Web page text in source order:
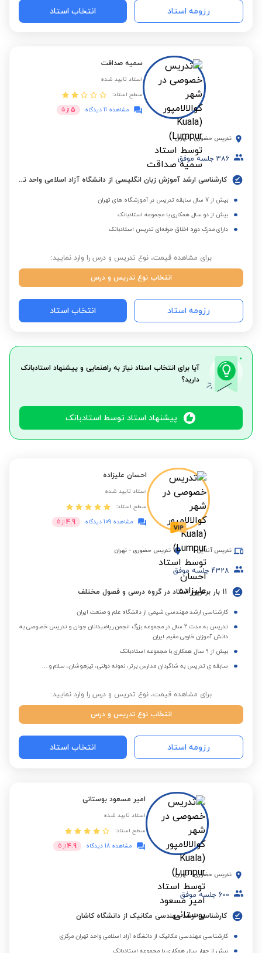
رزومه استاد انتخاب استاد
سمیه صداقت
استاد تایید شده
سطح استاد:
مشاهده 11 دیدگاه
5 از 5
تدریس حضوری - تهران
386 جلسه موفق
کارشناسی ارشد آموزش زبان انگلیسی از دانشگاه آزاد اسلامی واحد تهران جنوب
بیش از 7 سال سابقه تدریس در آموزشگاه های تهران
بیش از دو سال همکاری با مجموعه استادبانک
دارای مدرک دوره اخلاق حرفه‌ای تدریس استادبانک
برای مشاهده قیمت، نوع تدریس و درس را وارد نمایید:
انتخاب نوع تدریس و درس
رزومه استاد انتخاب استاد
آیا برای انتخاب استاد نیاز به راهنمایی و پیشنهاد استادبانک
دارید؟
پیشنهاد استاد توسط استادبانک
احسان علیزاده
استاد تایید شده
سطح استاد:
مشاهده 109 دیدگاه
4.9 از 5
تدریس آنلاین تدریس حضوری - تهران
4328 جلسه موفق
11 بار برترین استاد در گروه درسی و فصول مختلف
کارشناسی ارشد مهندسی شیمی از دانشگاه علم و صنعت ایران
تدریس به مدت 2 سال در مجموعه بزرگ انجمن ریاضیدانان جوان و تدریس خصوصی به
دانش آموزان خارجی مقیم ایران
بیش از 9 سال همکاری با مجموعه استادبانک
سابقه ی تدریس به شاگردان مدارس برتر، نمونه دولتی، تیزهوشان، سلام و ...
برای مشاهده قیمت، نوع تدریس و درس را وارد نمایید:
انتخاب نوع تدریس و درس
رزومه استاد انتخاب استاد
امیر مسعود بوستانی
استاد تایید شده
سطح استاد:
مشاهده 18 دیدگاه
4.9 از 5
تدریس حضوری - تهران
600 جلسه موفق
کارشناسی ارشد مهندسی مکانیک از دانشگاه کاشان
کارشناسی مهندسی مکانیک از دانشگاه آزاد اسلامی واحد تهران مرکزی
بیش از چهار سال همکاری با مجموعه استادبانک